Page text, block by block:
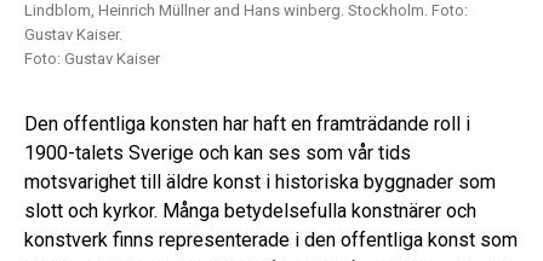
Lindblom, Heinrich Müllner and Hans winberg. Stockholm. Foto:
Gustav Kaiser.
Foto: Gustav Kaiser
Den offentliga konsten har haft en framträdande roll i
1900-talets Sverige och kan ses som vår tids
motsvarighet till äldre konst i historiska byggnader som
slott och kyrkor. Många betydelsefulla konstnärer och
konstverk finns representerade i den offentliga konst som